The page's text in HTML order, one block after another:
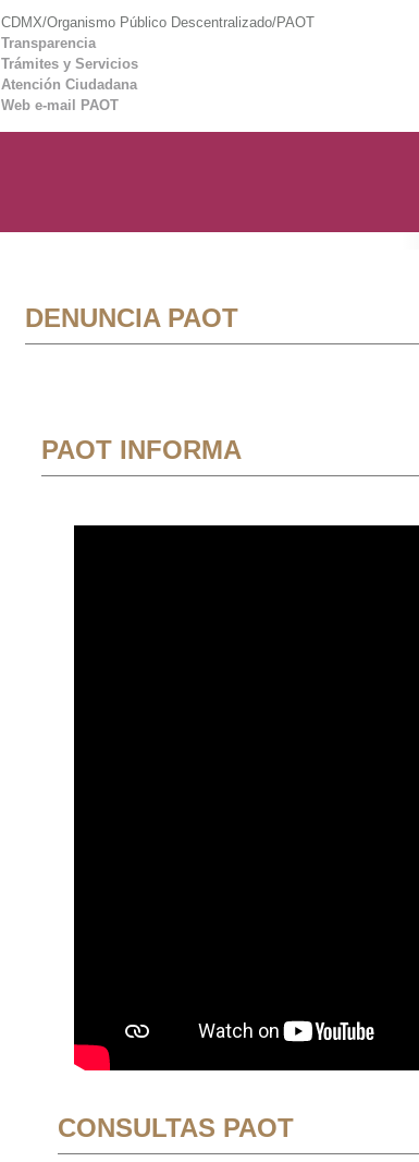
CDMX/Organismo Público Descentralizado/PAOT
Transparencia
Trámites y Servicios
Atención Ciudadana
Web e-mail PAOT
DENUNCIA PAOT
PAOT INFORMA
CONSULTAS PAOT